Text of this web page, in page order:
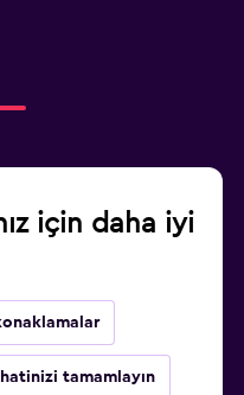
için daha iyi
tamamlayın